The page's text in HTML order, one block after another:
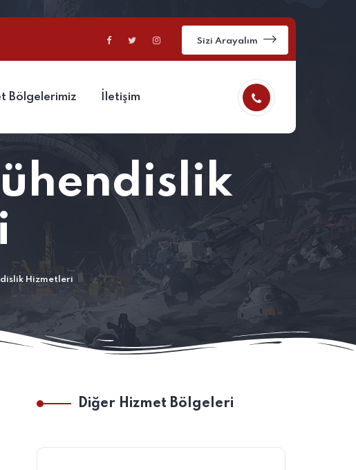
Sizi Arayalım
Bölgelerimiz İletişim
Hizmetleri
Diğer Hizmet Bölgeleri